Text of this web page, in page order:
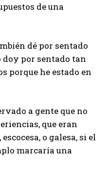
de una
dé por sentado
doy por sentado tan
porque he estado en
a gente que no
que eran
o galesa, si el
marcaría una